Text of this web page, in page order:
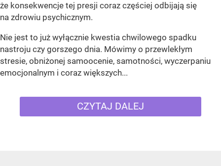
że konsekwencje tej presji coraz częściej odbijają się
na zdrowiu psychicznym.
Nie jest to już wyłącznie kwestia chwilowego spadku
nastroju czy gorszego dnia. Mówimy o przewlekłym
stresie, obniżonej samoocenie, samotności, wyczerpaniu
emocjonalnym i coraz większych...
CZYTAJ DALEJ